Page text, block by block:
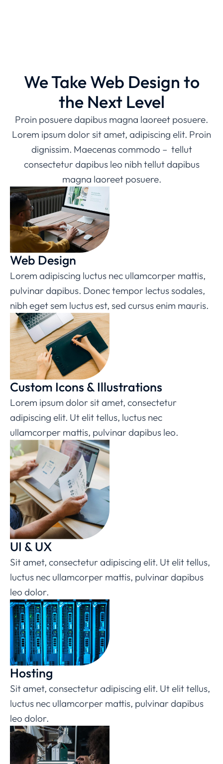
We Take Web Design to
the Next Level
Proin posuere dapibus magna laoreet posuere.
Lorem ipsum dolor sit amet, adipiscing elit. Proin
dignissim. Maecenas commodo – tellut
consectetur dapibus leo nibh tellut dapibus
magna laoreet posuere.
Web Design
Lorem adipiscing luctus nec ullamcorper mattis,
pulvinar dapibus. Donec tempor lectus sodales,
nibh eget sem luctus est, sed cursus enim mauris.
Custom Icons & Illustrations
Lorem ipsum dolor sit amet, consectetur
adipiscing elit. Ut elit tellus, luctus nec
ullamcorper mattis, pulvinar dapibus leo.
UI & UX
Sit amet, consectetur adipiscing elit. Ut elit tellus,
luctus nec ullamcorper mattis, pulvinar dapibus
leo dolor.
Hosting
Sit amet, consectetur adipiscing elit. Ut elit tellus,
luctus nec ullamcorper mattis, pulvinar dapibus
leo dolor.